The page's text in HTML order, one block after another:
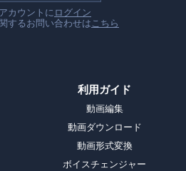
カウントに ログイン
するお問い合わせは こちら
利用ガイド
動画編集
動画ダウンロード
動画形式変換
ボイスチェンジャー